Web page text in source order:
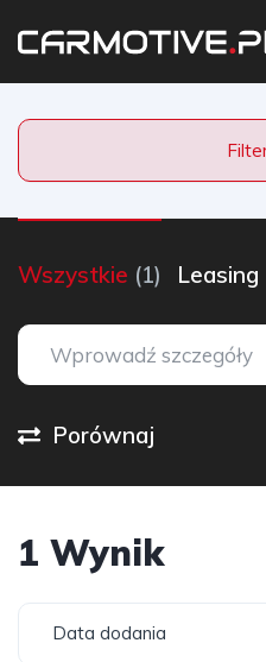
Wszystkie (1) Leasing
Porównaj
1 Wynik
Data dodania